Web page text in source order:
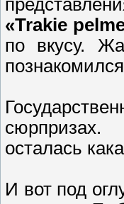
«Trakie
по вкусу.
сюрпризах.
осталась
И вот под